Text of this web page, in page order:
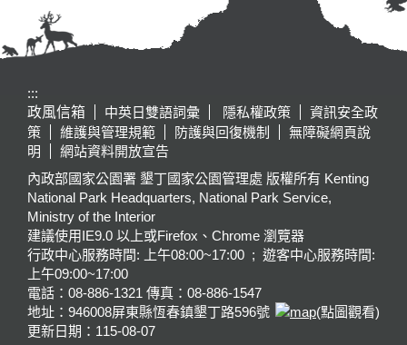
:::
政風信箱
中英日雙語詞彙 隱私權政策
資訊安全政
策
維護與管理規範 防護與回復機制
無障礙網頁說
明
網站資料開放宣告
內政部國家公園署 墾丁國家公園管理處 版權所有 Kenting
National Park Headquarters, National Park Service,
Ministry of the Interior
建議使用IE9.0 以上或Firefox、Chrome 瀏覽器
行政中心服務時間: 上午08:00~17:00 ; 遊客中心服務時間:
上午09:00~17:00
電話：08-886-1321 傳真：08-886-1547
地址：946008屏東縣恆春鎮墾丁路596號
(點圖觀看)
更新日期： 115-08-07